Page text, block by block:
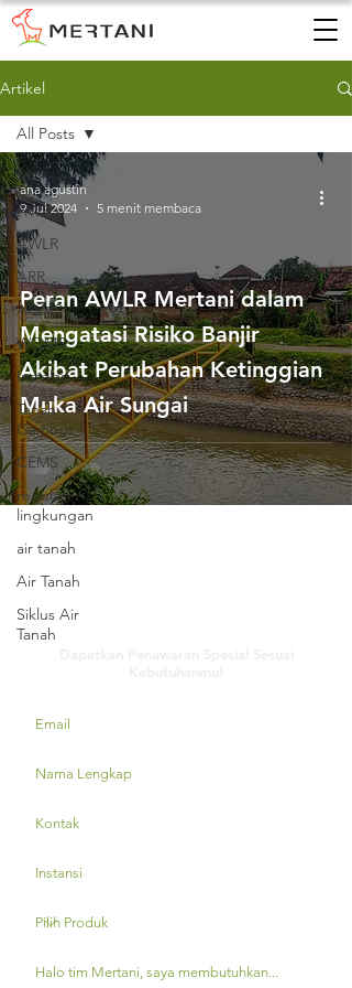
Artikel
All Posts
AWS
AWLR
ARR
AQMS
WQMS
Instalasi
Tanah
Gambut
CEMS
regulasi
lingkungan
air tanah
Air Tanah
Siklus Air
Tanah
All Posts
Peran AWLR Mertani dalam
Mengatasi Risiko Banjir
Akibat Perubahan Ketinggian
Muka Air Sungai
ana agustin
9 Jul 2024
5 menit membaca